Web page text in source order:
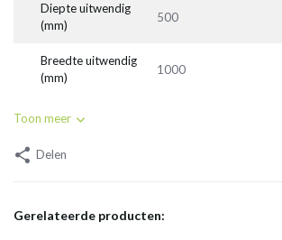
Diepte uitwendig
(mm)
500
Breedte uitwendig
(mm)
1000
Toon meer
Delen
Gerelateerde producten: